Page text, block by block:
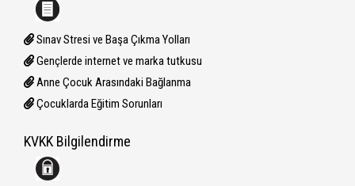
Sınav Stresi ve Başa Çıkma Yolları
Gençlerde internet ve marka tutkusu
Anne Çocuk Arasındaki Bağlanma
Çocuklarda Eğitim Sorunları
KVKK Bilgilendirme